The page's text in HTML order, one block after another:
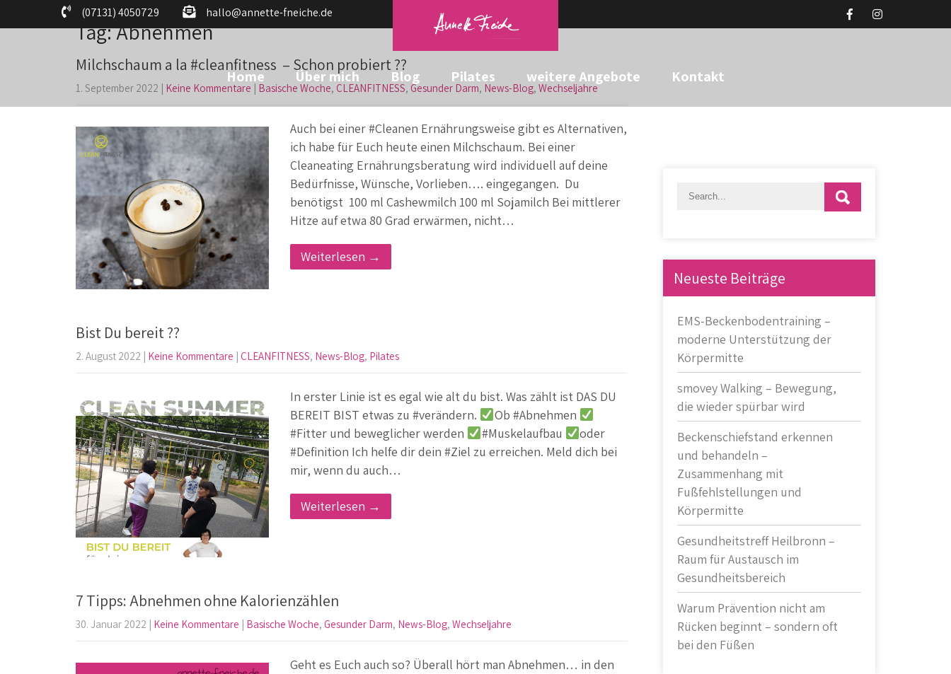
(07131) 4050729 hallo@annette-fneiche.de
Home Über mich Blog Pilates weitere Angebote Kontakt
Tag: Abnehmen
Milchschaum a la #cleanfitness – Schon probiert ??
1. September 2022 | Keine Kommentare | Basische Woche, CLEANFITNESS, Gesunder Darm, News-Blog, Wechseljahre
Auch bei einer #Cleanen Ernährungsweise gibt es Alternativen,
ich habe für Euch heute einen Milchschaum. Bei einer
Cleaneating Ernährungsberatung wird individuell auf deine
Bedürfnisse, Wünsche, Vorlieben…. eingegangen. Du
benötigst 100 ml Cashewmilch 100 ml Sojamilch Bei mittlerer
Hitze auf etwa 80 Grad erwärmen, nicht…
Weiterlesen →
Bist Du bereit ??
2. August 2022 | Keine Kommentare | CLEANFITNESS, News-Blog, Pilates
In erster Linie ist es egal wie alt du bist. Was zählt ist DAS DU
BEREIT BIST etwas zu #verändern.
Ob #Abnehmen
#Fitter und beweglicher werden
#Muskelaufbau
oder
#Definition Ich helfe dir dein #Ziel zu erreichen. Meld dich bei
mir, wenn du auch…
Weiterlesen →
7 Tipps: Abnehmen ohne Kalorienzählen
30. Januar 2022 | Keine Kommentare | Basische Woche, Gesunder Darm, News-Blog, Wechseljahre
Geht es Euch auch so? Überall hört man Abnehmen… in den
Neueste Beiträge
EMS-Beckenbodentraining –
moderne Unterstützung der
Körpermitte
smovey Walking – Bewegung,
die wieder spürbar wird
Beckenschiefstand erkennen
und behandeln –
Zusammenhang mit
Fußfehlstellungen und
Körpermitte
Gesundheitstreff Heilbronn –
Raum für Austausch im
Gesundheitsbereich
Warum Prävention nicht am
Rücken beginnt – sondern oft
bei den Füßen